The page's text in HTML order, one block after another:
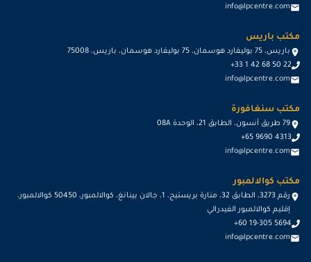
info@lpcentre.com
مكتب باريس
باريس، 75 بوليفارد هوسمان، 75 بوليفارد هوسمان، باريس، 75008
+33 1 42 68 50 22
info@lpcentre.com
مكتب سنغافورة
79 طريق أنسون، الطابق 21، الوحدة 08A
+65 9690 4313
info@lpcentre.com
مكتب كوالالمبور
رقم 3273، الطابق 32، منارة بريستيج، 1، جالان بينانغ، كوالالمبور، 50450 كوالالمبور،
إقليم كوالالمبور الفيدرالي
+60 19-305 5694
info@lpcentre.com